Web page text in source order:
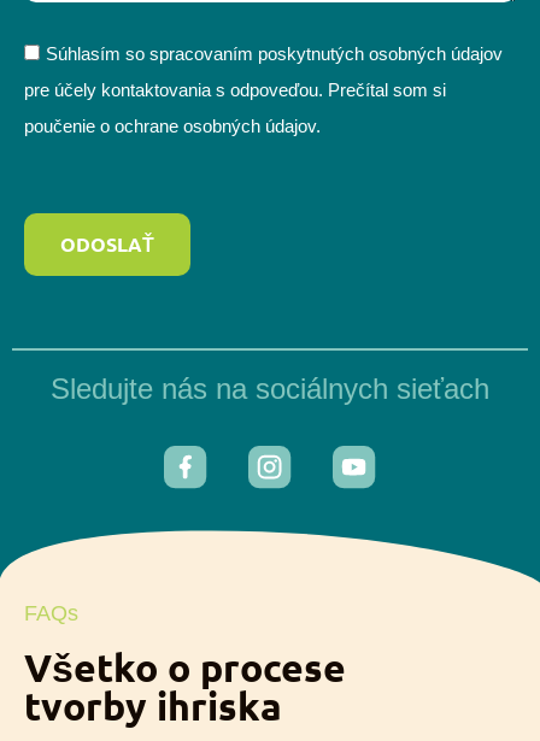
Súhlasím so spracovaním poskytnutých osobných údajov
pre účely kontaktovania s odpoveďou. Prečítal som si
poučenie o ochrane osobných údajov.
ODOSLAŤ
Sledujte nás na sociálnych sieťach
FAQs
Všetko o procese
tvorby ihriska